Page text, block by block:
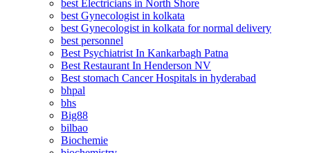
best Electricians in North Shore
best Gynecologist in kolkata
best Gynecologist in kolkata for normal delivery
best personnel
Best Psychiatrist In Kankarbagh Patna
Best Restaurant In Henderson NV
Best stomach Cancer Hospitals in hyderabad
bhpal
bhs
Big88
bilbao
Biochemie